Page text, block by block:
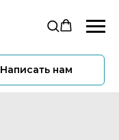
Написать нам